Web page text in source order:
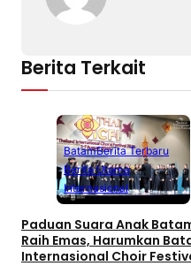
Berita Terkait
BatamBerita Terbaru
Berita Utama
Internasional
Paduan Suara Anak
Raih Emas, Harumkan
Internasional Choir